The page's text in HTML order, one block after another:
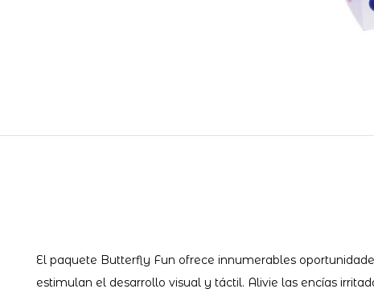
El paquete Butterfly Fun ofrece innumerables
estimulan el desarrollo visual y táctil. Alivie las encías